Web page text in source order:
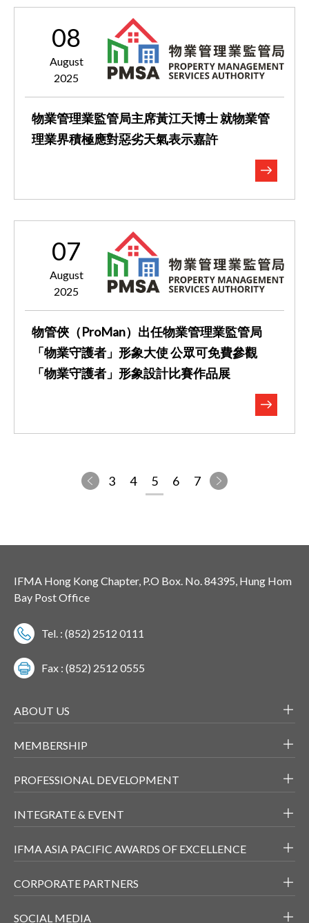
08
August
2025
物業管理業監管局主席黃江天博士 就物業管
理業界積極應對惡劣天氣表示嘉許
07
August
2025
物管俠（ProMan）出任物業管理業監管局
「物業守護者」形象大使 公眾可免費參觀
「物業守護者」形象設計比賽作品展
3 4 5 6 7
IFMA Hong Kong Chapter, P.O Box. No. 84395, Hung Hom
Bay Post Office
Tel. : (852) 2512 0111
Fax : (852) 2512 0555
ABOUT US
MEMBERSHIP
PROFESSIONAL DEVELOPMENT
INTEGRATE & EVENT
IFMA ASIA PACIFIC AWARDS OF EXCELLENCE
CORPORATE PARTNERS
SOCIAL MEDIA